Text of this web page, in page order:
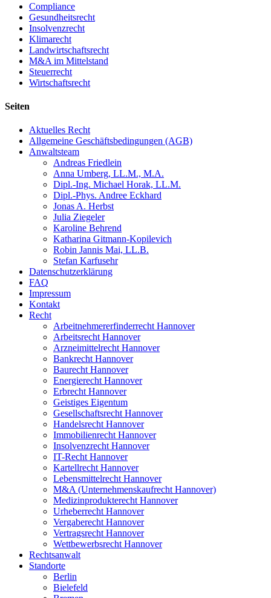
Compliance
Gesundheitsrecht
Insolvenzrecht
Klimarecht
Landwirtschaftsrecht
M&A im Mittelstand
Steuerrecht
Wirtschaftsrecht
Seiten
Aktuelles Recht
Allgemeine Geschäftsbedingungen (AGB)
Anwaltsteam
Andreas Friedlein
Anna Umberg, LL.M., M.A.
Dipl.-Ing. Michael Horak, LL.M.
Dipl.-Phys. Andree Eckhard
Jonas A. Herbst
Julia Ziegeler
Karoline Behrend
Katharina Gitmann-Kopilevich
Robin Jannis Mai, LL.B.
Stefan Karfusehr
Datenschutzerklärung
FAQ
Impressum
Kontakt
Recht
Arbeitnehmererfinderrecht Hannover
Arbeitsrecht Hannover
Arzneimittelrecht Hannover
Bankrecht Hannover
Baurecht Hannover
Energierecht Hannover
Erbrecht Hannover
Geistiges Eigentum
Gesellschaftsrecht Hannover
Handelsrecht Hannover
Immobilienrecht Hannover
Insolvenzrecht Hannover
IT-Recht Hannover
Kartellrecht Hannover
Lebensmittelrecht Hannover
M&A (Unternehmenskaufrecht Hannover)
Medizinprodukterecht Hannover
Urheberrecht Hannover
Vergaberecht Hannover
Vertragsrecht Hannover
Wettbewerbsrecht Hannover
Rechtsanwalt
Standorte
Berlin
Bielefeld